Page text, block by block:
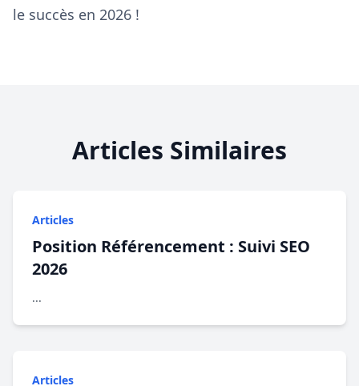
le succès en 2026 !
Articles Similaires
Articles
Position Référencement : Suivi SEO
2026
...
Articles